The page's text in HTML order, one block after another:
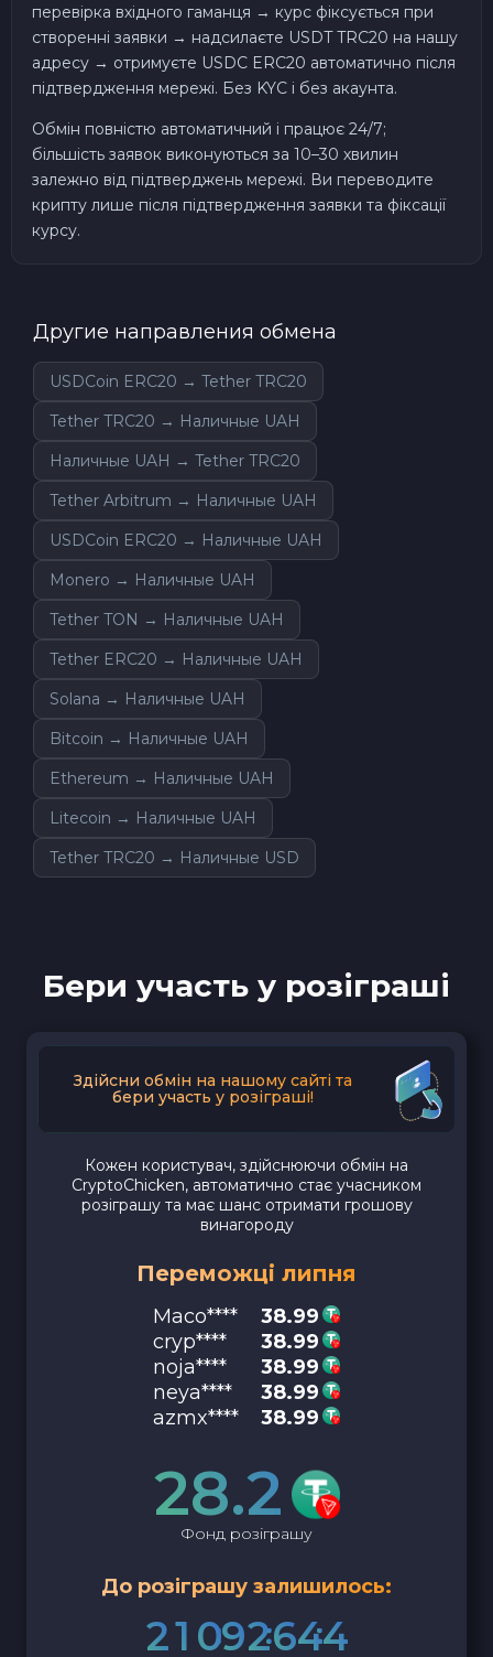
перевірка вхідного гаманця → курс фіксується при
створенні заявки → надсилаєте USDT TRC20 на нашу
адресу → отримуєте USDC ERC20 автоматично після
підтвердження мережі. Без KYC і без акаунта.
Обмін повністю автоматичний і працює 24/7;
більшість заявок виконуються за 10–30 хвилин
залежно від підтверджень мережі. Ви переводите
крипту лише після підтвердження заявки та фіксації
курсу.
Другие направления обмена
USDCoin ERC20 → Tether TRC20
Tether TRC20 → Наличные UAH
Наличные UAH → Tether TRC20
Tether Arbitrum → Наличные UAH
USDCoin ERC20 → Наличные UAH
Monero → Наличные UAH
Tether TON → Наличные UAH
Tether ERC20 → Наличные UAH
Solana → Наличные UAH
Bitcoin → Наличные UAH
Ethereum → Наличные UAH
Litecoin → Наличные UAH
Tether TRC20 → Наличные USD
Бери участь у розіграші
Здійсни обмін на нашому сайті та
бери участь у розіграші!
Кожен користувач, здійснюючи обмін на
CryptoChicken, автоматично стає учасником
розіграшу та має шанс отримати грошову
винагороду
Переможці липня
Maco****
38.99
cryp****
38.99
noja****
38.99
neya****
38.99
azmx****
38.99
28.2
Фонд розіграшу
До розіграшу залишилось:
21 092643